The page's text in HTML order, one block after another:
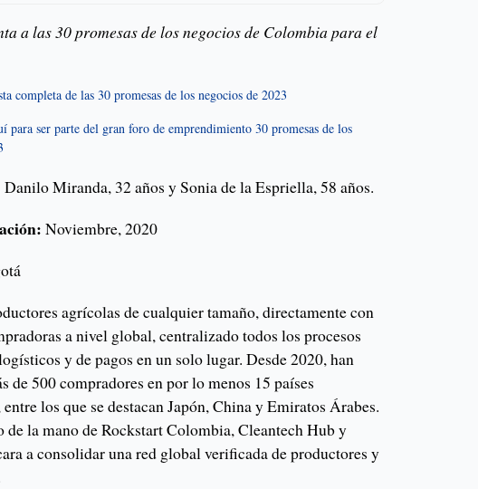
a las 30 promesas de los negocios de Colombia para el
completa de las 30 promesas de los negocios de 2023
para ser parte del gran foro de emprendimiento 30 promesas de los
Danilo Miranda, 32 años y Sonia de la Espriella, 58 años.
Noviembre, 2020
agrícolas de cualquier tamaño, directamente con
a nivel global, centralizado todos los procesos
y de pagos en un solo lugar. Desde 2020, han
de 500 compradores en por lo menos 15 países
los que se destacan Japón, China y Emiratos Árabes.
de la mano de Rockstart Colombia, Cleantech Hub y
a consolidar una red global verificada de productores y